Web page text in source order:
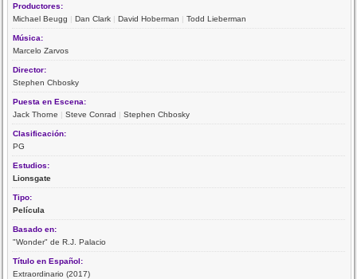
Productores:
Michael Beugg |Dan Clark |David Hoberman |Todd Lieberman
Música:
Marcelo Zarvos
Director:
Stephen Chbosky
Puesta en Escena:
Jack Thorne |Steve Conrad |Stephen Chbosky
Clasificación:
PG
Estudios:
Lionsgate
Tipo:
Película
Basado en:
"Wonder" de R.J. Palacio
Título en Español:
Extraordinario (2017)